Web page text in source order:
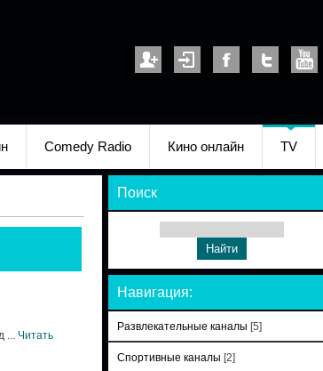
Comedy Radio Кино онлайн TV
... Читать
Поиск
Навигация:
Развлекательные каналы [5]
Спортивные каналы [2]